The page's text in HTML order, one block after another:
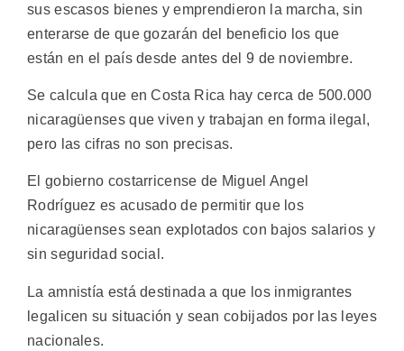
sus escasos bienes y emprendieron la marcha, sin
enterarse de que gozarán del beneficio los que
están en el país desde antes del 9 de noviembre.
Se calcula que en Costa Rica hay cerca de 500.000
nicaragüenses que viven y trabajan en forma ilegal,
pero las cifras no son precisas.
El gobierno costarricense de Miguel Angel
Rodríguez es acusado de permitir que los
nicaragüenses sean explotados con bajos salarios y
sin seguridad social.
La amnistía está destinada a que los inmigrantes
legalicen su situación y sean cobijados por las leyes
nacionales.